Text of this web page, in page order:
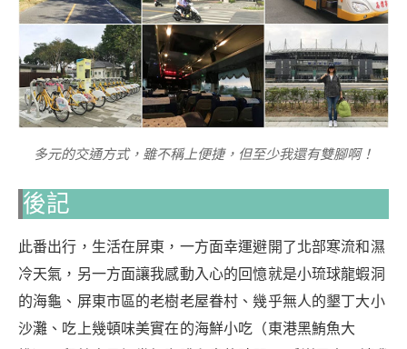
多元的交通方式，雖不稱上便捷，但至少我還有雙腳啊！
後記
此番出行，生活在屏東，一方面幸運避開了北部寒流和濕
冷天氣，另一方面讓我感動入心的回憶就是小琉球龍蝦洞
的海龜、屏東市區的老樹老屋眷村、幾乎無人的墾丁大小
沙灘、吃上幾頓味美實在的海鮮小吃（東港黑鮪魚大